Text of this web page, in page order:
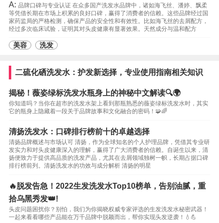
A: 品牌口碑与专业认证 在众多国产洗发水品牌中，诸如海飞丝、潘婷、飘柔
等凭借长期在市场上积累的良好口碑，赢得了消费者的信赖。这些品牌经过国
家药监局的严格检测，确保产品的安全性和有效性。比如海飞丝的去屑配方，
经过多次临床试验，证明其对头皮健康有显著效果。天然成分与温和配方
美容 洗发
二硫化硒洗发水：护发新选择，专业使用指南相关知识
揭秘！薇姿绿标洗发水瓶身上的神秘中文解读🔍🌍
你知道吗？当你在超市的洗发水架上看到那瓶熟悉的薇姿绿标洗发水时，其实
它的瓶身上隐藏着一段关于品牌故事和文化融合的密码！🧩🌈
清扬洗发水：口碑排行榜前十的卓越选择
清扬品牌概述与市场认可 清扬，作为全球知名的个人护理品牌，凭借其专业研
发实力和对头皮健康深入的理解，赢得了广大消费者的信赖。自诞生以来，清
扬便致力于提供高品质的洗发产品，尤其在去屑领域独树一帜，长期占据口碑
排行榜前列。清扬洗发水的功效与成分解析 清扬的明星
🔥脱发告急！2022生发洗发水Top10榜单，告别油腻，重
拾乌黑秀发👑!
头皮问题困扰你？别怕，我们为你揭晓权威专家评选的生发洗发水秘密武器！
一起来看看哪些产品能在万千品牌中脱颖而出，帮你实现头发逆袭！💧💪